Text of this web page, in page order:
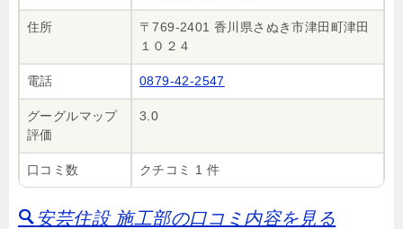
住所
〒769-2401 香川県さぬき市津田町津田
１０２４
電話 0879-42-2547
グーグルマップ
評価
3.0
口コミ数 クチコミ 1 件
安芸住設 施工部の口コミ内容を見る